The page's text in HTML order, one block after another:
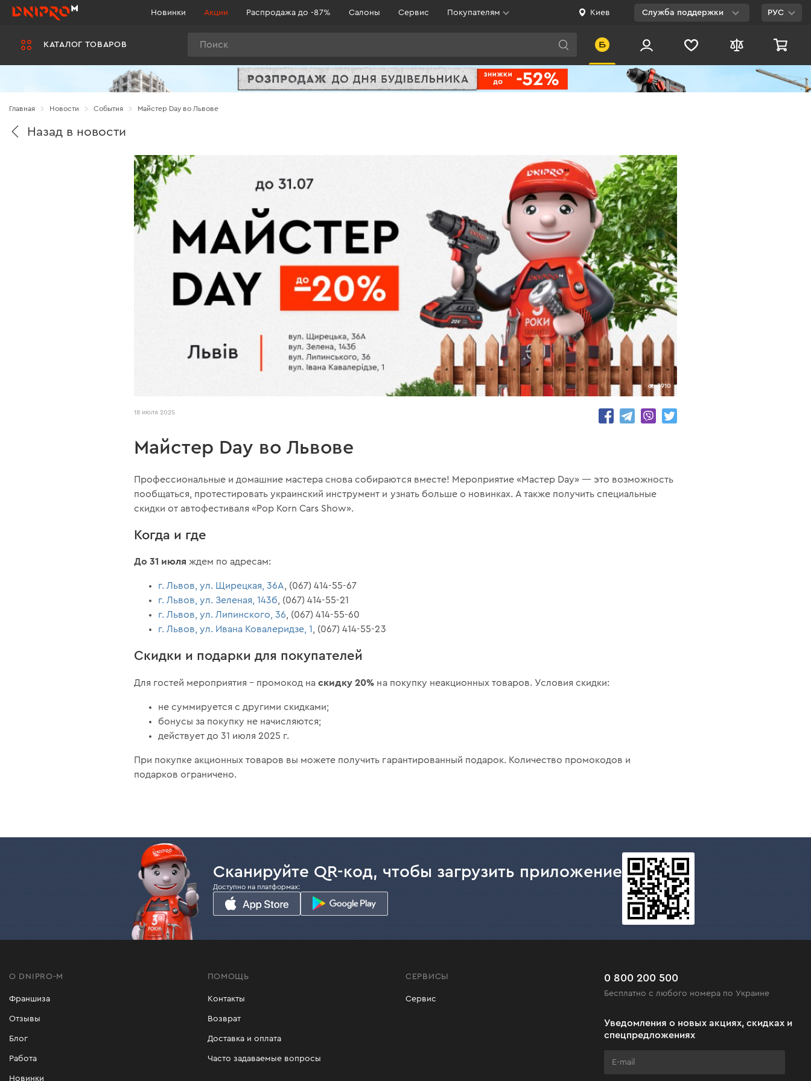
КАТАЛОГ ТОВАРОВ
Новинки Акции Распродажа до -87% Салоны Сервис Покупателям Киев Служба поддержки
0 800 200 500
Бесплатно по
Украине
РУС
Главная Новости Cобытия Майстер Day во Львове
Назад в новости
3910
18 июля 2025
Майстер Day во Львове
Профессиональные и домашние мастера снова собираются вместе! Мероприятие «Мастер Day» — это возможность
пообщаться, протестировать украинский инструмент и узнать больше о новинках. А также получить специальные
скидки от автофестиваля «Pop Korn Cars Show».
Когда и где
До 31 июля ждем по адресам:
г. Львов, ул. Щирецкая, 36А , (067) 414-55-67
г. Львов, ул. Зеленая, 143б , (067) 414-55-21
г. Львов, ул. Липинского, 36 , (067) 414-55-60
г. Львов, ул. Ивана Ковалеридзе, 1
, (067) 414-55-23
Скидки и подарки для покупателей
Для гостей мероприятия – промокод наскидку 20% на покупку неакционных товаров. Условия скидки:
не суммируется с другими скидками;
бонусы за покупку не начисляются;
действует до 31 июля 2025 г.
При покупке акционных товаров вы можете получить гарантированный подарок. Количество промокодов и
подарков ограничено.
Сканируйте QR-код, чтобы загрузить приложение
Доступно на платформах:
О DNIPRO-M
Франшиза
Отзывы
Блог
Работа
Новинки
ПОМОЩЬ
Контакты
Возврат
Доставка и оплата
Часто задаваемые вопросы
СЕРВИСЫ
Сервис
0 800 200 500
Бесплатно с любого номера по Украине
Уведомления о новых акциях, скидках и
спецпредложениях